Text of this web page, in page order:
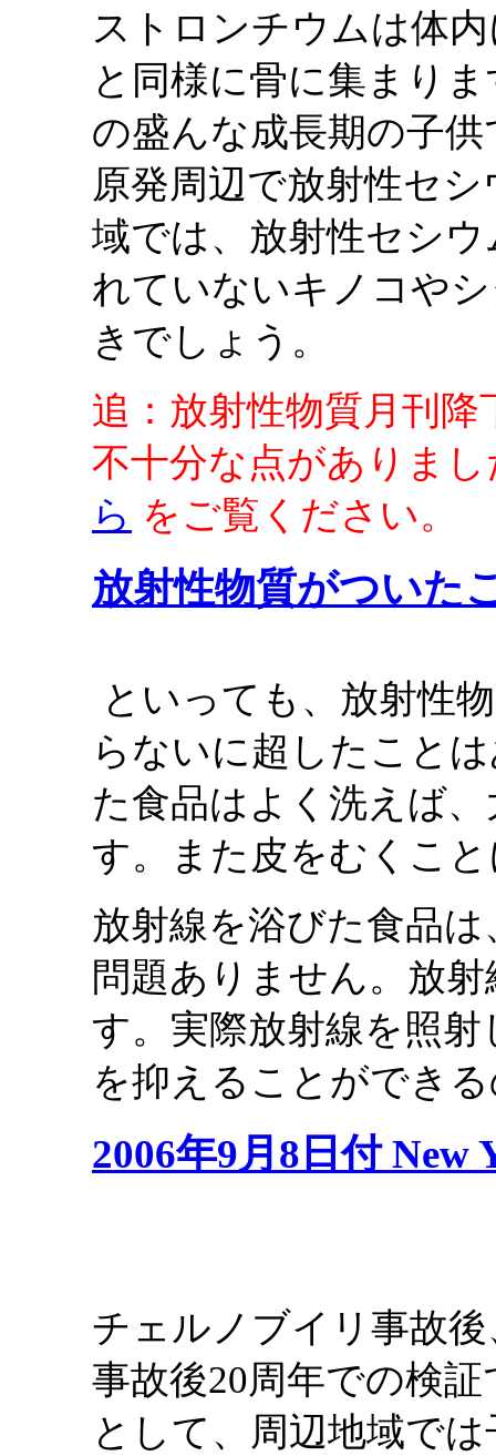
ストロンチウムは体
と同様に骨に集まり
の盛んな成長期の子
原発周辺で放射性セ
域では、放射性セシ
れていないキノコや
きでしょう。
追：放射性物質月刊
不十分な点がありま
ら をご覧ください。
放射性物質がついた
といっても、放射性
らないに超したこと
た食品はよく洗えば
す。また皮をむくこ
放射線を浴びた食品
問題ありません。放
す。実際放射線を照
を抑えることができ
2006年9月8日付 New
チェルノブイリ事故
事故後20周年での検
として、周辺地域で